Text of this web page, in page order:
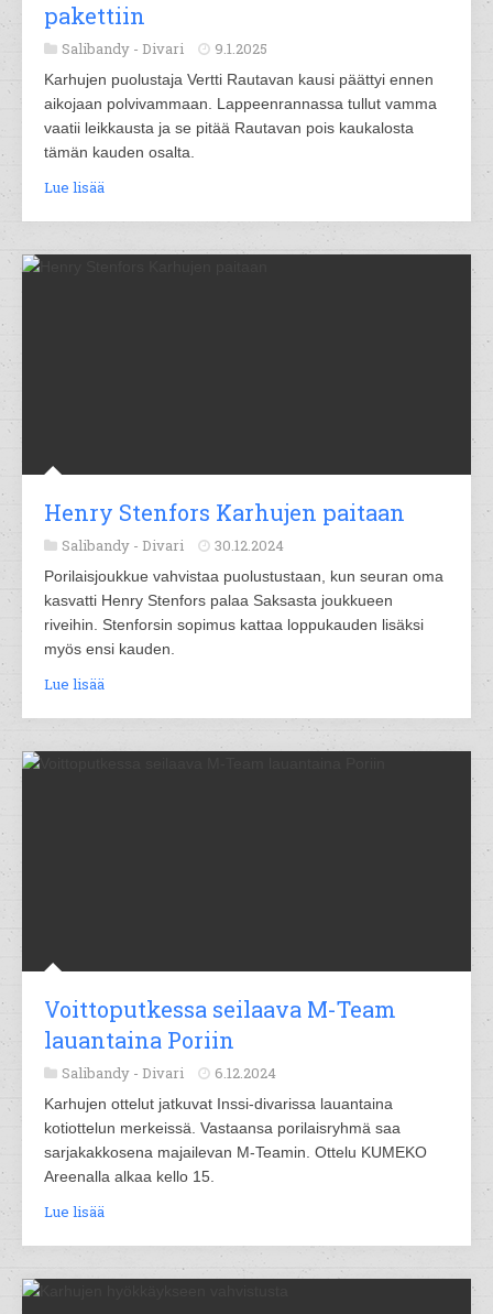
pakettiin
Salibandy - Divari 9.1.2025
Karhujen puolustaja Vertti Rautavan kausi päättyi ennen
aikojaan polvivammaan. Lappeenrannassa tullut vamma
vaatii leikkausta ja se pitää Rautavan pois kaukalosta
tämän kauden osalta.
Lue lisää
Henry Stenfors Karhujen paitaan
Salibandy - Divari 30.12.2024
Porilaisjoukkue vahvistaa puolustustaan, kun seuran oma
kasvatti Henry Stenfors palaa Saksasta joukkueen
riveihin. Stenforsin sopimus kattaa loppukauden lisäksi
myös ensi kauden.
Lue lisää
Voittoputkessa seilaava M-Team
lauantaina Poriin
Salibandy - Divari 6.12.2024
Karhujen ottelut jatkuvat Inssi-divarissa lauantaina
kotiottelun merkeissä. Vastaansa porilaisryhmä saa
sarjakakkosena majailevan M-Teamin. Ottelu KUMEKO
Areenalla alkaa kello 15.
Lue lisää